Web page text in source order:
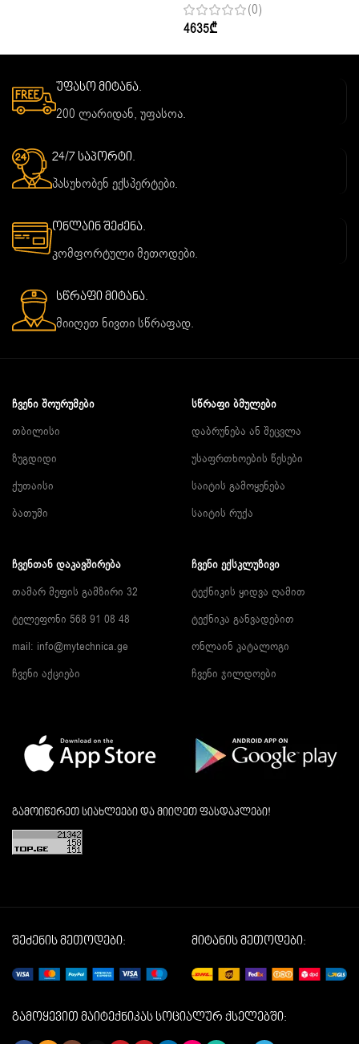
(0)
4635₾
უფასო მიტანა.
200 ლარიდან, უფასოა.
24/7 საპორტი.
პასუხობენ ექსპერტები.
ონლაინ შეძენა.
კომფორტული მეთოდები.
სწრაფი მიტანა.
მიიღეთ ნივთი სწრაფად.
ᲩᲕᲔᲜᲘ ᲨᲝᲣᲠᲣᲛᲔᲑᲘ
თბილისი
ზუგდიდი
ქუთაისი
ბათუმი
ᲡᲬᲠᲐᲤᲘ ᲑᲛᲣᲚᲔᲑᲘ
დაბრუნება ან შეცვლა
უსაფრთხოების წესები
საიტის გამოყენება
საიტის რუქა
ᲩᲕᲔᲜᲗᲐᲜ ᲓᲐᲙᲐᲕᲨᲘᲠᲔᲑᲐ
თამარ მეფის გამზირი 32
ტელეფონი 568 91 08 48
mail: info@mytechnica.ge
ჩვენი აქციები
ᲩᲕᲔᲜᲘ ᲔᲥᲡᲙᲚᲣᲖᲘᲕᲘ
ტექნიკის ყიდვა ღამით
ტექნიკა განვადებით
ონლაინ კატალოგი
ჩვენი ჯილდოები
გამოიწერეთ სიახლეები და მიიღეთ ფასდაკლები!
შეძენის მეთოდები: მიტანის მეთოდები:
გამოყევით მაიტექნიკას სოციალურ ქსელებში: